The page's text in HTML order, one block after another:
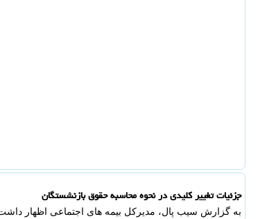
جزئیات تغییر کلیدی در نحوه محاسبه حقوق بازنشستگان
به گزارش سیب پال، مدیرکل بیمه های اجتماعی اظهار